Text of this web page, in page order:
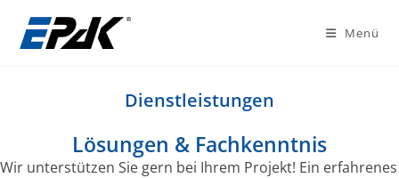
Menü
Dienstleistungen
Lösungen & Fachkenntnis
Wir unterstützen Sie gern bei Ihrem Projekt! Ein erfahrenes